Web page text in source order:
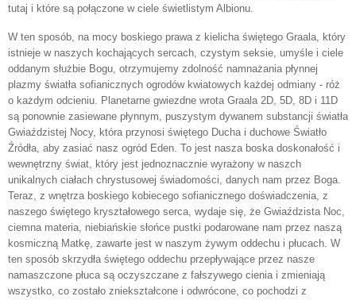
tutaj i które są połączone w ciele świetlistym Albionu.
W ten sposób, na mocy boskiego prawa z kielicha świętego Graala, który
istnieje w naszych kochających sercach, czystym seksie, umyśle i ciele
oddanym służbie Bogu, otrzymujemy zdolność namnażania płynnej
plazmy światła sofianicznych ogrodów kwiatowych każdej odmiany - róż
o każdym odcieniu. Planetarne gwiezdne wrota Graala 2D, 5D, 8D i 11D
są ponownie zasiewane płynnym, puszystym dywanem substancji światła
Gwiaździstej Nocy, która przynosi świętego Ducha i duchowe Światło
Źródła, aby zasiać nasz ogród Eden. To jest nasza boska doskonałość i
wewnętrzny świat, który jest jednoznacznie wyrażony w naszch
unikalnych ciałach chrystusowej świadomości, danych nam przez Boga.
Teraz, z wnętrza boskiego kobiecego sofianicznego doświadczenia, z
naszego świętego kryształowego serca, wydaje się, że Gwiaździsta Noc,
ciemna materia, niebiańskie słońce pustki podarowane nam przez naszą
kosmiczną Matkę, zawarte jest w naszym żywym oddechu i płucach. W
ten sposób skrzydła świętego oddechu przepływające przez nasze
namaszczone płuca są oczyszczane z fałszywego cienia i zmieniają
wszystko, co zostało zniekształcone i odwrócone, co pochodzi z